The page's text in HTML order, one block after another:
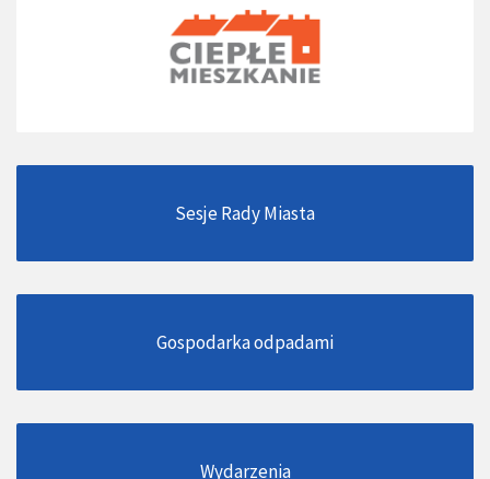
Sesje Rady Miasta
Gospodarka odpadami
Wydarzenia